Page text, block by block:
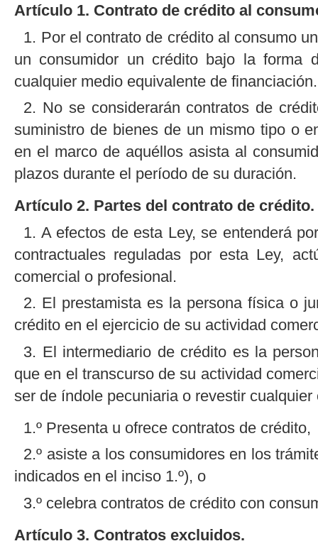
Artículo 1. Contrato de crédito al
1. Por el contrato de crédito al consumo
un consumidor un crédito bajo la forma
cualquier medio equivalente de financiación.
2. No se considerarán contratos de
suministro de bienes de un mismo tipo o
en el marco de aquéllos asista al
plazos durante el período de su duración.
Artículo 2. Partes del contrato de crédito.
1. A efectos de esta Ley, se entenderá
contractuales reguladas por esta Ley,
comercial o profesional.
2. El prestamista es la persona física o
crédito en el ejercicio de su actividad
3. El intermediario de crédito es la
que en el transcurso de su actividad
ser de índole pecuniaria o revestir
1.º Presenta u ofrece contratos de crédito,
2.º asiste a los consumidores en los
indicados en el inciso 1.º), o
3.º celebra contratos de crédito con
Artículo 3. Contratos excluidos.